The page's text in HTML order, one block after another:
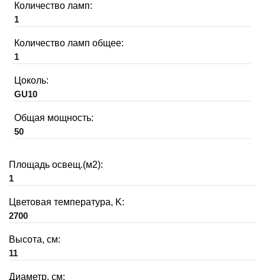
Количество ламп:
1
Количество ламп общее:
1
Цоколь:
GU10
Общая мощность:
50
Площадь освещ.(м2):
1
Цветовая температура, K:
2700
Высота, см:
11
Диаметр, см: